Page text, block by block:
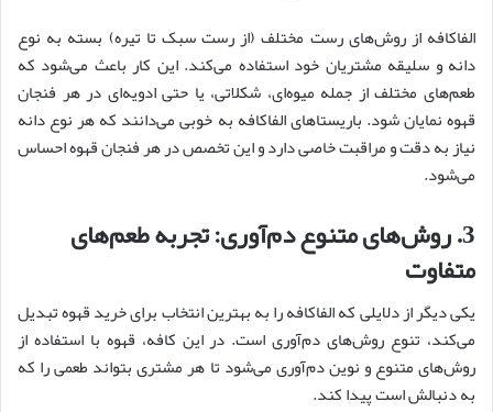
الفاکافه از روش‌های رست مختلف (از رست سبک تا تیره) بسته به نوع
دانه و سلیقه مشتریان خود استفاده می‌کند. این کار باعث می‌شود که
طعم‌های مختلف از جمله میوه‌ای، شکلاتی، یا حتی ادویه‌ای در هر فنجان
قهوه نمایان شود. باریستاهای الفاکافه به خوبی می‌دانند که هر نوع دانه
نیاز به دقت و مراقبت خاصی دارد و این تخصص در هر فنجان قهوه احساس
می‌شود.
3. روشهای متنوع دمآوری:تجربه طعمهای
متفاوت
یکی دیگر از دلایلی که الفاکافه را به بهترین انتخاب برای خرید قهوه تبدیل
می‌کند، تنوع روش‌های دم‌آوری است. در این کافه، قهوه با استفاده از
روش‌های متنوع و نوین دم‌آوری می‌شود تا هر مشتری بتواند طعمی را که
به دنبالش است پیدا کند.